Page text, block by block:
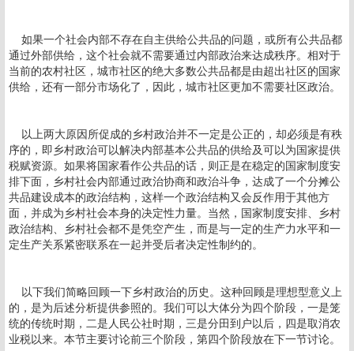
如果一个社会内部不存在自主供给公共品的问题，或所有公共品都
通过外部供给，这个社会就不需要通过内部政治来达成秩序。相对于
当前的农村社区，城市社区的绝大多数公共品都是由超出社区的国家
供给，还有一部分市场化了，因此，城市社区更加不需要社区政治。
以上两大原因所促成的乡村政治并不一定是公正的，却必须是有秩
序的，即乡村政治可以解决内部基本公共品的供给及可以为国家提供
税赋资源。如果将国家看作公共品的话，则正是在稳定的国家制度安
排下面，乡村社会内部通过政治协商和政治斗争，达成了一个分摊公
共品建设成本的政治结构，这样一个政治结构又会反作用于其他方
面，并成为乡村社会本身的决定性力量。当然，国家制度安排、乡村
政治结构、乡村社会都不是凭空产生，而是与一定的生产力水平和一
定生产关系紧密联系在一起并受后者决定性制约的。
以下我们简略回顾一下乡村政治的历史。这种回顾是理想型意义上
的，是为后述分析提供参照的。我们可以大体分为四个阶段，一是笼
统的传统时期，二是人民公社时期，三是分田到户以后，四是取消农
业税以来。本节主要讨论前三个阶段，第四个阶段放在下一节讨论。